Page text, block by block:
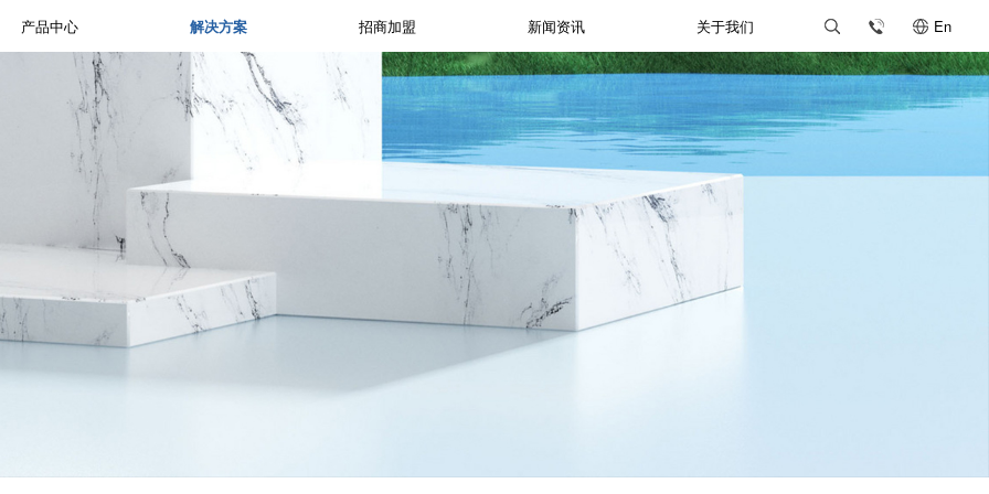
产品中心 解决方案 招商加盟 新闻资讯 关于我们 En